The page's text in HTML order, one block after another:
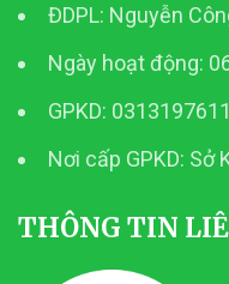
ĐDPL: Nguyễn
Ngày hoạt động:
GPKD: 0313197611
Nơi cấp GPKD: Sở
THÔNG TIN